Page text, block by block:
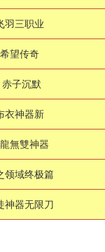
羽三职业
希望传奇
子沉默
衣神器新
無雙神器
领域终极篇
神器无限刀